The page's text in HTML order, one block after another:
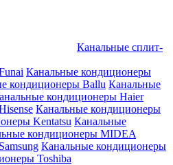
Канальные сплит-
Канальные кондиционеры
кондиционеры Ballu Канальные
кондиционеры Haier
Канальные кондиционеры
Kentatsu Канальные
кондиционеры MIDEA
Канальные кондиционеры
Toshiba